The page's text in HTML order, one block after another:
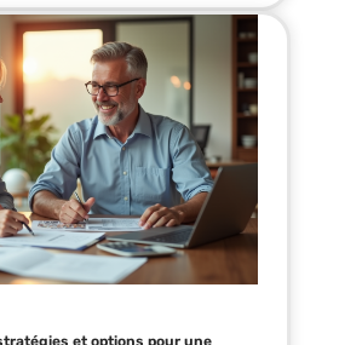
et options pour une